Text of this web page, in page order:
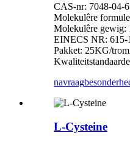
CAS-nr: 7048-04-6
Molekulêre
Molekulêre gewig:
EINECS NR: 615-
Pakket: 25KG/
navraag
L-Cysteine